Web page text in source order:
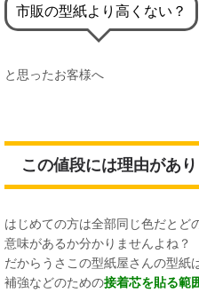
市販の型紙より高くない？
と思ったお客様へ
この値段には理由があ
はじめての方は全部同じ色だとど
意味があるか分かりませんよね？
だからうさこの型紙屋さんの型紙
補強などのための接着芯を貼る範